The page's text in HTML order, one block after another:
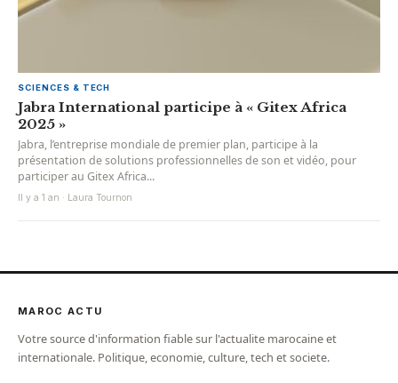
SCIENCES & TECH
Jabra International participe à « Gitex Africa
2025 »
Jabra, l’entreprise mondiale de premier plan, participe à la
présentation de solutions professionnelles de son et vidéo, pour
participer au Gitex Africa...
Il y a 1 an · Laura Tournon
MAROC ACTU
Votre source d'information fiable sur l'actualite marocaine et
internationale. Politique, economie, culture, tech et societe.